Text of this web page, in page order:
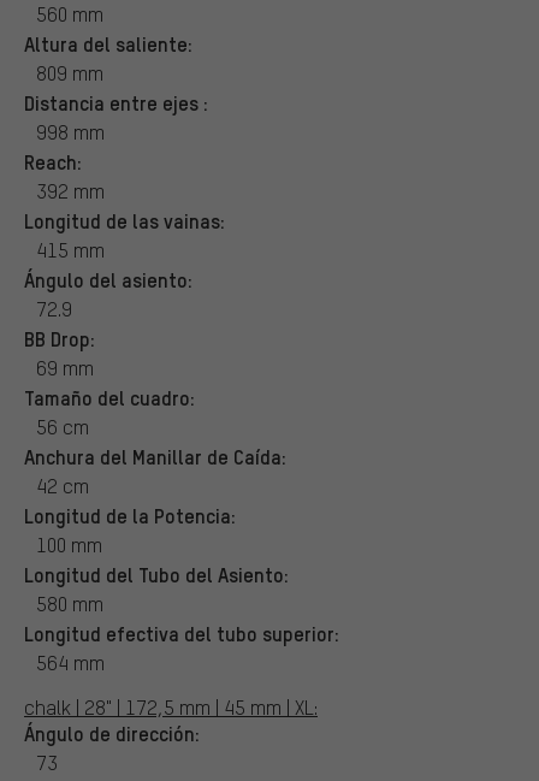
560 mm
Altura del saliente:
809 mm
Distancia entre ejes :
998 mm
Reach:
392 mm
Longitud de las vainas:
415 mm
Ángulo del asiento:
72.9
BB Drop:
69 mm
Tamaño del cuadro:
56 cm
Anchura del Manillar de Caída:
42 cm
Longitud de la Potencia:
100 mm
Longitud del Tubo del Asiento:
580 mm
Longitud efectiva del tubo superior:
564 mm
chalk | 28" | 172,5 mm | 45 mm | XL:
Ángulo de dirección:
73